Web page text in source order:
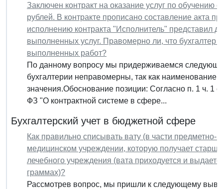
Заключен контракт на оказание услуг по обучению
рублей. В контракте прописано составление акта
исполнению контракта "Исполнитель" представил
выполненных услуг. Правомерно ли, что бухгалтер
выполненных работ?
По данному вопросу мы придерживаемся
бухгалтерии неправомерны, так как наименование
значения.Обоснование позиции: Согласно п. 1 ч. 1
ФЗ "О контрактной системе в сфере...
Бухгалтерский учет в бюджетной сфере
Как правильно списывать вату (в части предметно-
медицинском учреждении, которую получает
лечебного учреждения (вата приходуется и
граммах)?
Рассмотрев вопрос, мы пришли к следующему